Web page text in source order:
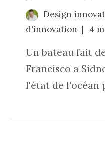
Design
d'innovation
4
Un bateau fait
Francisco a
l'état de l'océan